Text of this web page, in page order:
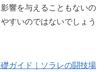
響を与えることもないの
すいのではないでしょう
ガイド｜ソラレの闘技場